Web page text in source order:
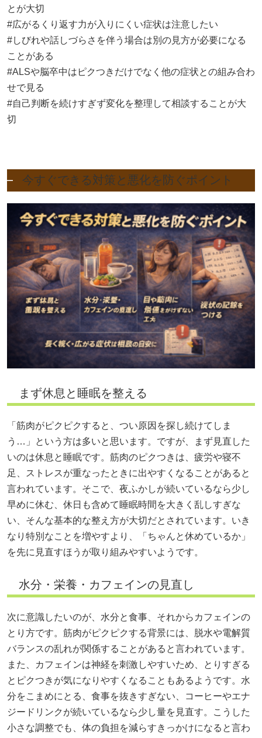
とが大切
#広がるくり返す力が入りにくい症状は注意したい
#しびれや話しづらさを伴う場合は別の見方が必要になる
ことがある
#ALSや脳卒中はピクつきだけでなく他の症状との組み合わ
せで見る
#自己判断を続けすぎず変化を整理して相談することが大
切
今すぐできる対策と悪化を防ぐポイント
まず休息と睡眠を整える
「筋肉がピクピクすると、つい原因を探し続けてしま
う…」という方は多いと思います。ですが、まず見直した
いのは休息と睡眠です。筋肉のピクつきは、疲労や寝不
足、ストレスが重なったときに出やすくなることがあると
言われています。そこで、夜ふかしが続いているなら少し
早めに休む、休日も含めて睡眠時間を大きく乱しすぎな
い、そんな基本的な整え方が大切だとされています。いき
なり特別なことを増やすより、「ちゃんと休めているか」
を先に見直すほうが取り組みやすいようです。
水分・栄養・カフェインの見直し
次に意識したいのが、水分と食事、それからカフェインの
とり方です。筋肉がピクピクする背景には、脱水や電解質
バランスの乱れが関係することがあると言われています。
また、カフェインは神経を刺激しやすいため、とりすぎる
とピクつきが気になりやすくなることもあるようです。水
分をこまめにとる、食事を抜きすぎない、コーヒーやエナ
ジードリンクが続いているなら少し量を見直す。こうした
小さな調整でも、体の負担を減らすきっかけになると言わ